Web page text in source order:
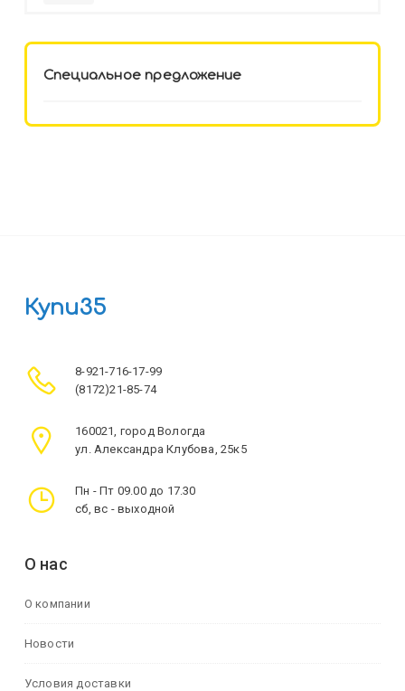
Специальное предложение
Купи35
8-921-716-17-99
(8172)21-85-74
160021, город Вологда
ул. Александра Клубова, 25к5
Пн - Пт 09.00 до 17.30
сб, вс - выходной
О нас
О компании
Новости
Условия доставки